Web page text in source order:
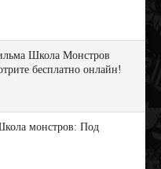
Школа Монстров
бесплатно онлайн!
монстров: Под